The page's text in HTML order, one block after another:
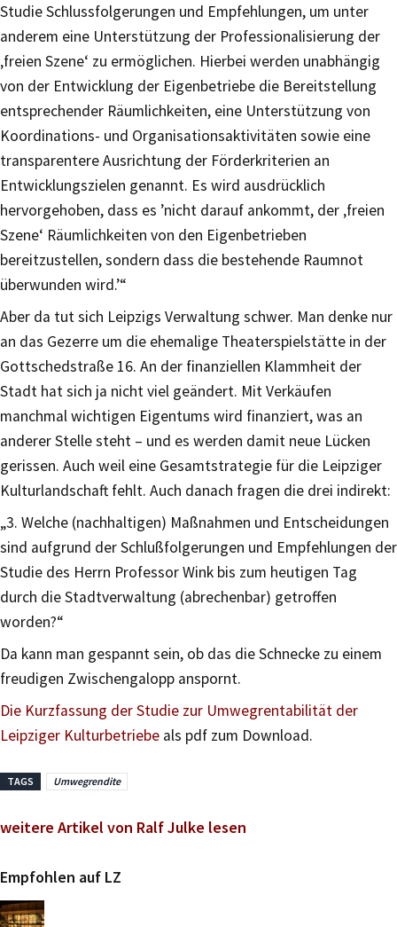
Studie Schlussfolgerungen und Empfehlungen, um unter
anderem eine Unterstützung der Professionalisierung der
‚freien Szene‘ zu ermöglichen. Hierbei werden unabhängig
von der Entwicklung der Eigenbetriebe die Bereitstellung
entsprechender Räumlichkeiten, eine Unterstützung von
Koordinations- und Organisationsaktivitäten sowie eine
transparentere Ausrichtung der Förderkriterien an
Entwicklungszielen genannt. Es wird ausdrücklich
hervorgehoben, dass es ’nicht darauf ankommt, der ‚freien
Szene‘ Räumlichkeiten von den Eigenbetrieben
bereitzustellen, sondern dass die bestehende Raumnot
überwunden wird.’“
Aber da tut sich Leipzigs Verwaltung schwer. Man denke nur
an das Gezerre um die ehemalige Theaterspielstätte in der
Gottschedstraße 16. An der finanziellen Klammheit der
Stadt hat sich ja nicht viel geändert. Mit Verkäufen
manchmal wichtigen Eigentums wird finanziert, was an
anderer Stelle steht – und es werden damit neue Lücken
gerissen. Auch weil eine Gesamtstrategie für die Leipziger
Kulturlandschaft fehlt. Auch danach fragen die drei indirekt:
„3. Welche (nachhaltigen) Maßnahmen und Entscheidungen
sind aufgrund der Schlußfolgerungen und Empfehlungen der
Studie des Herrn Professor Wink bis zum heutigen Tag
durch die Stadtverwaltung (abrechenbar) getroffen
worden?“
Da kann man gespannt sein, ob das die Schnecke zu einem
freudigen Zwischengalopp anspornt.
Die Kurzfassung der Studie zur Umwegrentabilität der
Leipziger Kulturbetriebe als pdf zum Download.
TAGS Umwegrendite
weitere Artikel von Ralf Julke lesen
Empfohlen auf LZ